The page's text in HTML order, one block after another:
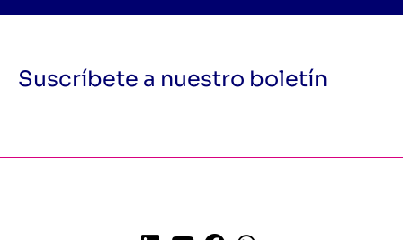
Suscríbete a nuestro boletín